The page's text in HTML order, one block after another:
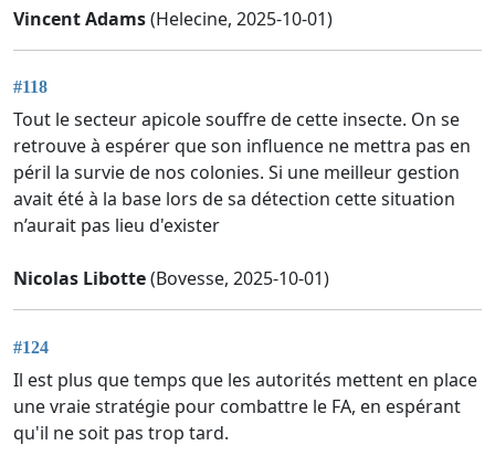
Vincent Adams(Helecine, 2025-10-01)
#118
Tout le secteur apicole souffre de cette insecte. On se
retrouve à espérer que son influence ne mettra pas en
péril la survie de nos colonies. Si une meilleur gestion
avait été à la base lors de sa détection cette situation
n’aurait pas lieu d'exister
Nicolas Libotte(Bovesse, 2025-10-01)
#124
Il est plus que temps que les autorités mettent en place
une vraie stratégie pour combattre le FA, en espérant
qu'il ne soit pas trop tard.